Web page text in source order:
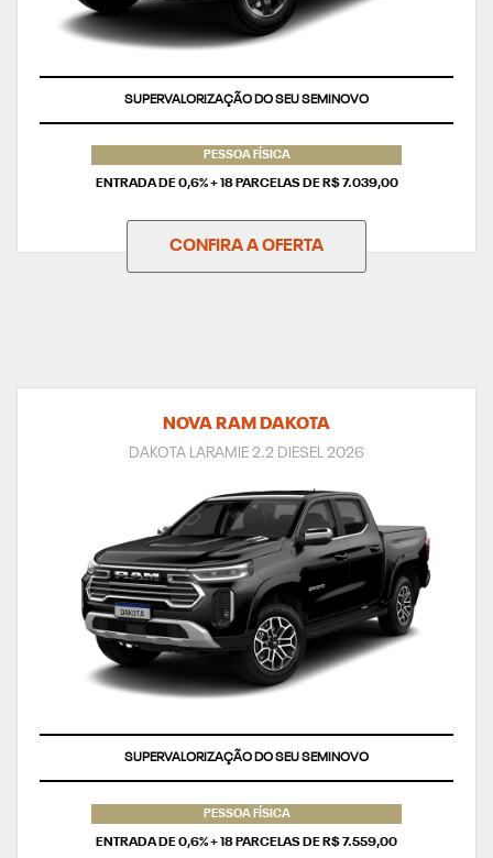
SUPERVALORIZAÇÃO DO SEU SEMINOVO
TAXA ZERO
PESSOA FÍSICA
ENTRADA DE 0,6% + 18 PARCELAS DE R$ 7.039,00
CONFIRA A OFERTA
NOVA RAM DAKOTA
DAKOTA LARAMIE 2.2 DIESEL 2026
SUPERVALORIZAÇÃO DO SEU SEMINOVO
TAXA ZERO
PESSOA FÍSICA
ENTRADA DE 0,6% + 18 PARCELAS DE R$ 7.559,00